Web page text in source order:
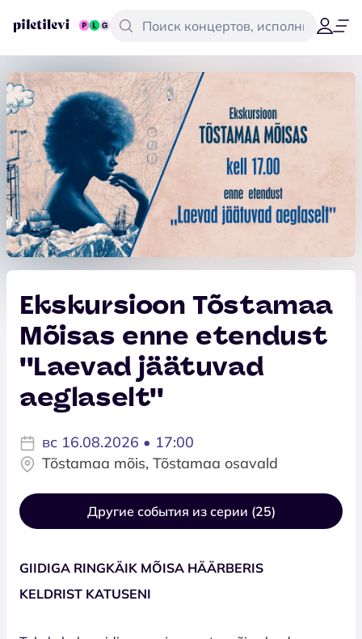
Ekskursioon Tõstamaa
Mõisas enne etendust
''Laevad jäätuvad
aeglaselt''
вс 16.08.2026 • 17:00
Tõstamaa mõis, Tõstamaa osavald
Другие события из серии (25)
GIIDIGA RINGKÄIK MÕISA HÄÄRBERIS
KELDRIST KATUSENI